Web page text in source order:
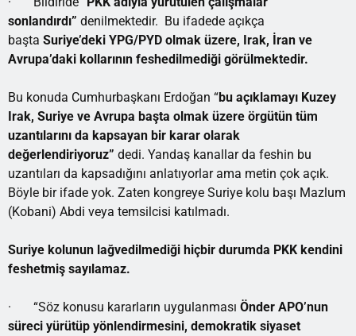
sonlandırdı” denilmektedir. Bu ifadede açıkça
başta Suriye’deki YPG/PYD olmak üzere, Irak, İran ve
Avrupa’daki kollarının feshedilmediği görülmektedir.
Bu konuda Cumhurbaşkanı Erdoğan “bu açıklamayı Kuzey
Irak, Suriye ve Avrupa başta olmak üzere örgütün tüm
uzantılarını da kapsayan bir karar olarak
değerlendiriyoruz” dedi. Yandaş kanallar da feshin bu
uzantıları da kapsadığını anlatıyorlar ama metin çok açık.
Böyle bir ifade yok. Zaten kongreye Suriye kolu başı Mazlum
(Kobani) Abdi veya temsilcisi katılmadı.
Suriye kolunun lağvedilmediği hiçbir durumda PKK kendini
feshetmiş sayılamaz.
· “Söz konusu kararların uygulanması Önder APO’nun
süreci yürütüp yönlendirmesini, demokratik siyaset